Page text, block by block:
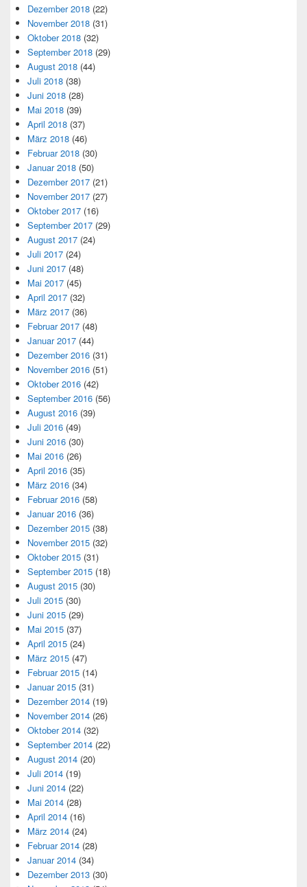
Dezember 2018 (22)
November 2018 (31)
Oktober 2018 (32)
September 2018 (29)
August 2018 (44)
Juli 2018 (38)
Juni 2018 (28)
Mai 2018 (39)
April 2018 (37)
März 2018 (46)
Februar 2018 (30)
Januar 2018 (50)
Dezember 2017 (21)
November 2017 (27)
Oktober 2017 (16)
September 2017 (29)
August 2017 (24)
Juli 2017 (24)
Juni 2017 (48)
Mai 2017 (45)
April 2017 (32)
März 2017 (36)
Februar 2017 (48)
Januar 2017 (44)
Dezember 2016 (31)
November 2016 (51)
Oktober 2016 (42)
September 2016 (56)
August 2016 (39)
Juli 2016 (49)
Juni 2016 (30)
Mai 2016 (26)
April 2016 (35)
März 2016 (34)
Februar 2016 (58)
Januar 2016 (36)
Dezember 2015 (38)
November 2015 (32)
Oktober 2015 (31)
September 2015 (18)
August 2015 (30)
Juli 2015 (30)
Juni 2015 (29)
Mai 2015 (37)
April 2015 (24)
März 2015 (47)
Februar 2015 (14)
Januar 2015 (31)
Dezember 2014 (19)
November 2014 (26)
Oktober 2014 (32)
September 2014 (22)
August 2014 (20)
Juli 2014 (19)
Juni 2014 (22)
Mai 2014 (28)
April 2014 (16)
März 2014 (24)
Februar 2014 (28)
Januar 2014 (34)
Dezember 2013 (30)